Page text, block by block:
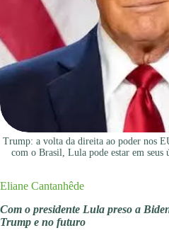
Trump: a volta da direita ao poder nos
com o Brasil, Lula pode estar em seus
Eliane Cantanhêde
Com o presidente Lula preso a
Trump e no futuro